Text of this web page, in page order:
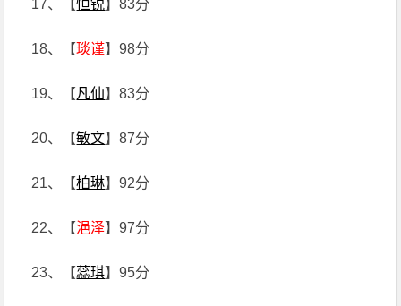
17、【恒锐】83分
18、【琰谨】98分
19、【凡仙】83分
20、【敏文】87分
21、【柏琳】92分
22、【浥泽】97分
23、【蕊琪】95分